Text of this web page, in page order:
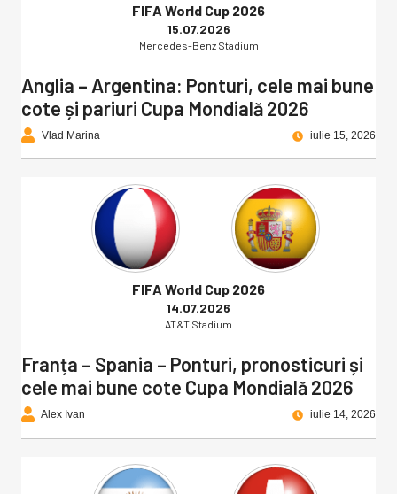
FIFA World Cup 2026
15.07.2026
Mercedes-Benz Stadium
Anglia – Argentina: Ponturi, cele mai bune
cote și pariuri Cupa Mondială 2026
Vlad Marina iulie 15, 2026
FIFA World Cup 2026
14.07.2026
AT&T Stadium
Franța – Spania – Ponturi, pronosticuri și
cele mai bune cote Cupa Mondială 2026
Alex Ivan iulie 14, 2026